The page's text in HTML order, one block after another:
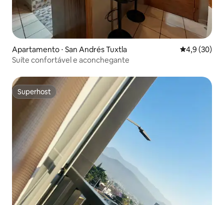
Apartamento ⋅ San Andrés Tuxtla 4,9 de uma
4,9 (30)
Suíte confortável e aconchegante
Superhost
Superhost